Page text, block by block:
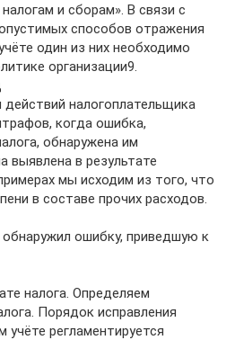
и сборам». В связи с
способов отражения
один из них необходимо
организации9.
налогоплательщика
когда ошибка,
обнаружена им
выявлена в результате
мы исходим из того, что
в составе прочих расходов.
ошибку, приведшую к
налога. Определяем
Порядок исправления
учёте регламентируется